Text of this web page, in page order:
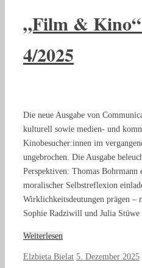
„Film &
4/2025
Die neue Ausgabe von
kulturell sowie medien- und
Kinobesucher:innen im
ungebrochen. Die Ausgabe
Perspektiven: Thomas
moralischer Selbstreflexion
Wirklichkeitsdeutungen prägen –
Sophie Radziwill und Julia Stüwe
Weiterlesen
Elzbieta Bielat 5. Dezember 2025